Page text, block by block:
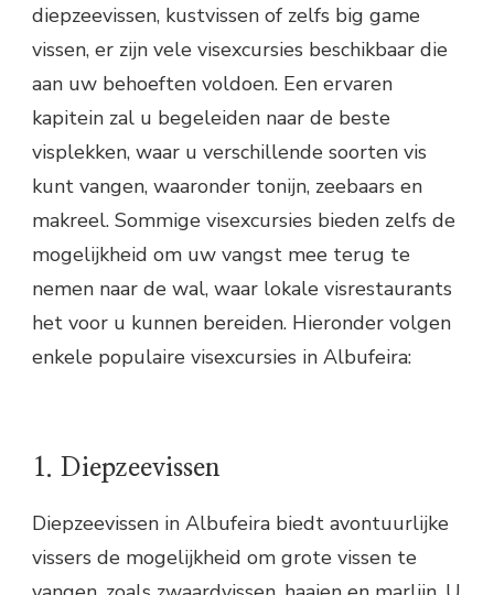
diepzeevissen, kustvissen of zelfs big game
vissen, er zijn vele visexcursies beschikbaar die
aan uw behoeften voldoen. Een ervaren
kapitein zal u begeleiden naar de beste
visplekken, waar u verschillende soorten vis
kunt vangen, waaronder tonijn, zeebaars en
makreel. Sommige visexcursies bieden zelfs de
mogelijkheid om uw vangst mee terug te
nemen naar de wal, waar lokale visrestaurants
het voor u kunnen bereiden. Hieronder volgen
enkele populaire visexcursies in Albufeira:
1. Diepzeevissen
Diepzeevissen in Albufeira biedt avontuurlijke
vissers de mogelijkheid om grote vissen te